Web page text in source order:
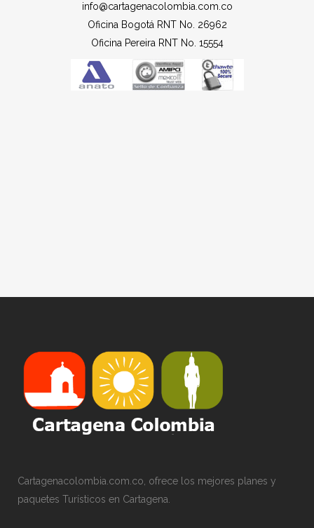
info@cartagenacolombia.com.co
Oficina Bogotá RNT No. 26962
Oficina Pereira RNT No. 15554
Cartagenacolombia.com.co, ofrece los mejores planes y
paquetes Turísticos en Cartagena.